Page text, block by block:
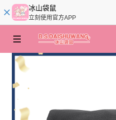
冰山袋鼠
立刻使用官方APP